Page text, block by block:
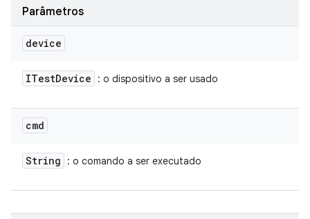
Parâmetros
device
ITestDevice : o dispositivo a ser usado
cmd
String : o comando a ser executado